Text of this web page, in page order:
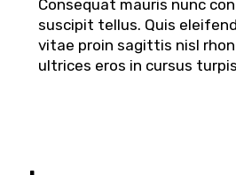
Consequat mauris nunc
suscipit tellus. Quis
vitae proin sagittis nisl
ultrices eros in cursus